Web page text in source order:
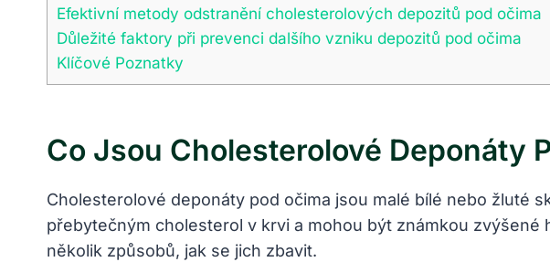
Efektivní metody odstranění cholesterolových depozitů pod očima
Důležité faktory při prevenci dalšího vzniku depozitů pod očima
Klíčové Poznatky
Co Jsou Cholesterolové Deponáty
Cholesterolové deponáty pod očima jsou malé bílé nebo žluté
přebytečným cholesterol v krvi a mohou být známkou
několik způsobů, jak se jich zbavit.